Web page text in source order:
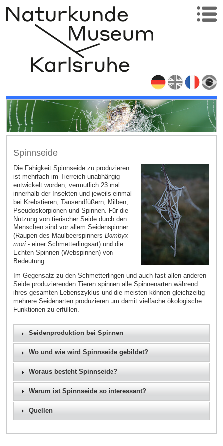
Spinnseide
Die Fähigkeit Spinnseide zu produzieren
ist mehrfach im Tierreich unabhängig
entwickelt worden, vermutlich 23 mal
innerhalb der Insekten und jeweils einmal
bei Krebstieren, Tausendfüßern, Milben,
Pseudoskorpionen und Spinnen. Für die
Nutzung von tierischer Seide durch den
Menschen sind vor allem Seidenspinner
(Raupen des Maulbeerspinners Bombyx
mori- einer Schmetterlingsart) und die
Echten Spinnen (Webspinnen) von
Bedeutung.
Im Gegensatz zu den Schmetterlingen und auch fast allen anderen
Seide produzierenden Tieren spinnen alle Spinnenarten während
ihres gesamten Lebenszyklus und die meisten können gleichzeitig
mehrere Seidenarten produzieren um damit vielfache ökologische
Funktionen zu erfüllen.
Seidenproduktion bei Spinnen
Wo und wie wird Spinnseide gebildet?
Woraus besteht Spinnseide?
Warum ist Spinnseide so interessant?
Quellen